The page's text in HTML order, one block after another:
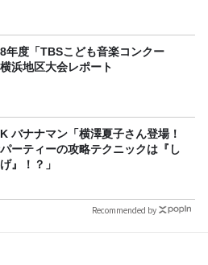
年度「TBSこども音楽コンクー
浜地区大会レポート
さん登場！
ーティーの攻略テクニックは『し
』！？」
Recommended by